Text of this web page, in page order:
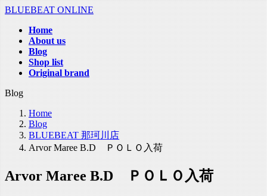
コ
ン
テ
ン
ツ
へ
ス
キ
ッ
プ
ナ
ビ
ゲ
ー
シ
ョ
ン
に
移
動
BLUEBEAT ONLINE
Home
About us
Blog
Shop list
Original brand
Blog
Home
Blog
BLUEBEAT 那珂川店
Arvor Maree B.D ＰＯＬＯ入荷
Arvor Maree B.D ＰＯＬＯ入荷